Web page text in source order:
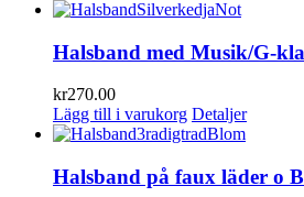
Halsband med Musik/G-
kr270.00
Lägg till i varukorg Detaljer
Halsband på faux läder o